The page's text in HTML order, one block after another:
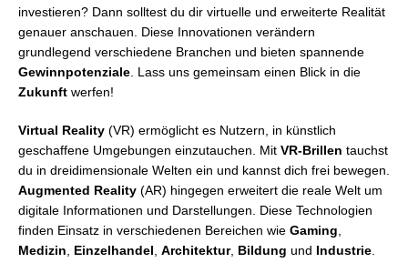
investieren? Dann solltest du dir virtuelle und erweiterte Realität
genauer anschauen. Diese Innovationen verändern
grundlegend verschiedene Branchen und bieten spannende
Gewinnpotenziale . Lass uns gemeinsam einen Blick in die
Zukunft werfen!
Virtual Reality (VR) ermöglicht es Nutzern, in künstlich
geschaffene Umgebungen einzutauchen. Mit VR-Brillen tauchst
du in dreidimensionale Welten ein und kannst dich frei bewegen.
Augmented Reality (AR) hingegen erweitert die reale Welt um
digitale Informationen und Darstellungen. Diese Technologien
finden Einsatz in verschiedenen Bereichen wie Gaming
Medizin
Einzelhandel Architektur, Bildung und Industrie